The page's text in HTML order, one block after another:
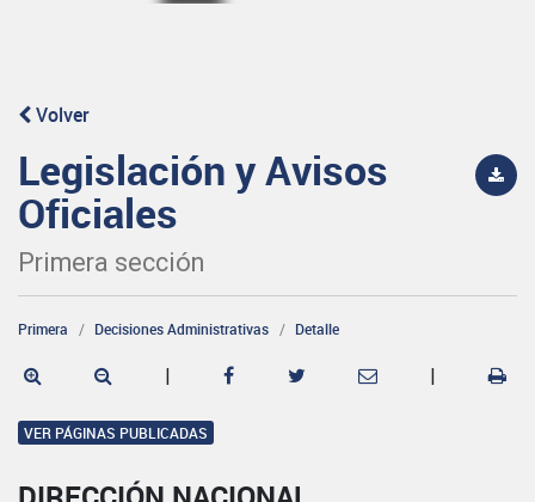
Volver
Legislación y Avisos
Oficiales
Primera sección
Primera Decisiones Administrativas Detalle
| |
VER PÁGINAS PUBLICADAS